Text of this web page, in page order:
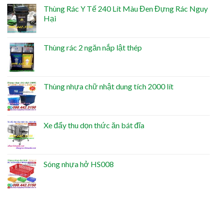
Thùng Rác Y Tế 240 Lít Màu Đen Đựng Rác Nguy
Hại
Thùng rác 2 ngăn nắp lật thép
Thùng nhựa chữ nhật dung tích 2000 lít
Xe đẩy thu dọn thức ăn bát đĩa
Sóng nhựa hở HS008